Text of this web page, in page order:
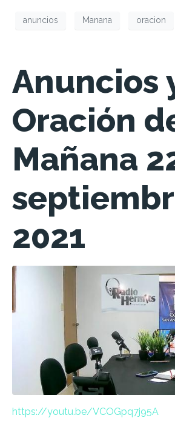
anuncios Manana oracion
Anuncios
Oración
Mañana
2021
https://youtu.be/VCOGpq7j95A